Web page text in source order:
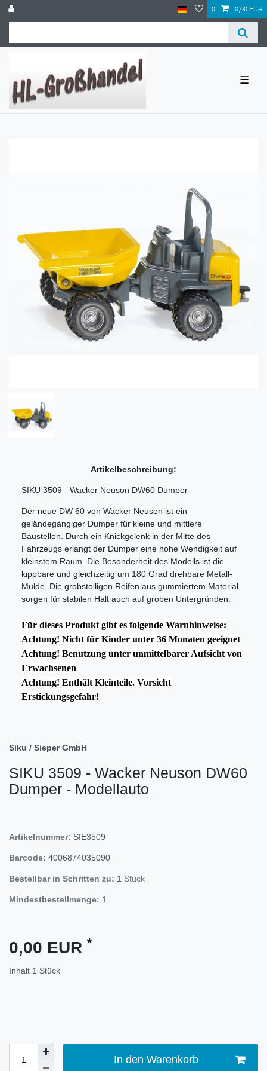
0 0,00 EUR
☰
Artikelbeschreibung:
SIKU 3509 - Wacker Neuson DW60 Dumper
Der neue DW 60 von Wacker Neuson ist ein
geländegängiger Dumper für kleine und mittlere
Baustellen. Durch ein Knickgelenk in der Mitte des
Fahrzeugs erlangt der Dumper eine hohe Wendigkeit auf
kleinstem Raum. Die Besonderheit des Modells ist die
kippbare und gleichzeitig um 180 Grad drehbare Metall-
Mulde. Die grobstolligen Reifen aus gummiertem Material
sorgen für stabilen Halt auch auf groben Untergründen.
Für dieses Produkt gibt es folgende Warnhinweise:
Achtung! Nicht für Kinder unter 36 Monaten geeignet
Achtung! Benutzung unter unmittelbarer Aufsicht von
Erwachsenen
Achtung! Enthält Kleinteile. Vorsicht
Erstickungsgefahr!
Siku / Sieper GmbH
SIKU 3509 - Wacker Neuson DW60
Dumper - Modellauto
Artikelnummer: SIE3509
Barcode: 4006874035090
Bestellbar in Schritten zu: 1 Stück
Mindestbestellmenge: 1
0,00 EUR *
Inhalt 1 Stück
In den Warenkorb